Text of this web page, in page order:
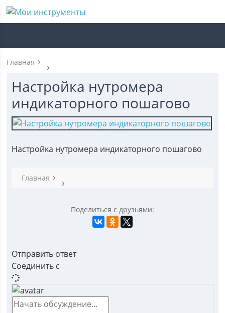
Главная
Настройка нутромера
индикаторного пошагово
Настройка нутромера индикаторного пошагово
Главная
Поделиться с друзьями:
Отправить ответ
Соединить с